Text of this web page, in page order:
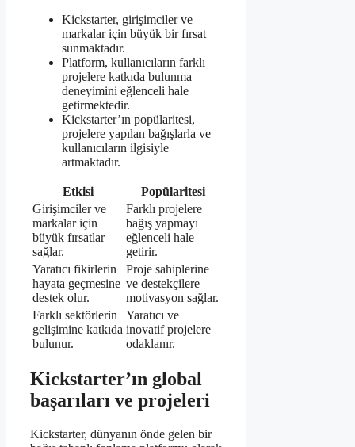
Kickstarter, girişimciler ve
markalar için büyük bir fırsat
sunmaktadır.
Platform, kullanıcıların farklı
projelere katkıda bulunma
deneyimini eğlenceli hale
getirmektedir.
Kickstarter’ın popülaritesi,
projelere yapılan bağışlarla ve
kullanıcıların ilgisiyle
artmaktadır.
Etkisi
Popülaritesi
Girişimciler ve
markalar için
büyük fırsatlar
sağlar.
Farklı projelere
bağış yapmayı
eğlenceli hale
getirir.
Yaratıcı fikirlerin
hayata geçmesine
destek olur.
Proje sahiplerine
ve destekçilere
motivasyon sağlar.
Farklı sektörlerin
gelişimine katkıda
bulunur.
Yaratıcı ve
inovatif projelere
odaklanır.
Kickstarter’ın global
başarıları ve projeleri
Kickstarter, dünyanın önde gelen bir